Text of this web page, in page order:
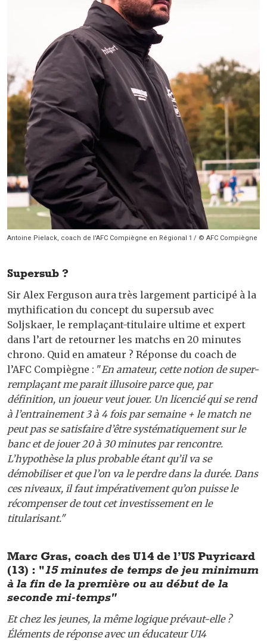
Antoine Pielack, coach de l'AFC Compiègne en Régional 1 / © AFC Compiègne
Supersub ?
Sir Alex Ferguson aura très largement participé à la
mythification du concept du supersub avec
Soljskaer, le remplaçant-titulaire ultime et expert
dans l’art de retourner les matchs en 20 minutes
chrono. Quid en amateur ? Réponse du coach de
l’AFC Compiègne : "En amateur, cette notion de super-
remplaçant me parait illusoire parce que, par
définition, un joueur veut jouer. Un licencié qui se rend
à l’entrainement 3 à 4 fois par semaine + le match ne
peut pas se satisfaire d’être systématiquement sur le
banc et de jouer 20 à 30 minutes par rencontre.
L’hypothèse la plus probable étant qu’il va se
démobiliser et que l’on va le perdre dans la durée. Dans
ces niveaux, il faut impérativement qu’on puisse le
récompenser de tout cet investissement en le
titularisant."
Marc Gras, coach des U14 de l’US Puyricard
(13) : "15 minutes de temps de jeu minimum
à la fin de la première ou au début de la
seconde mi-temps"
Et chez les jeunes, la même logique prévaut-elle ?
Éléments de réponse avec un éducateur U14